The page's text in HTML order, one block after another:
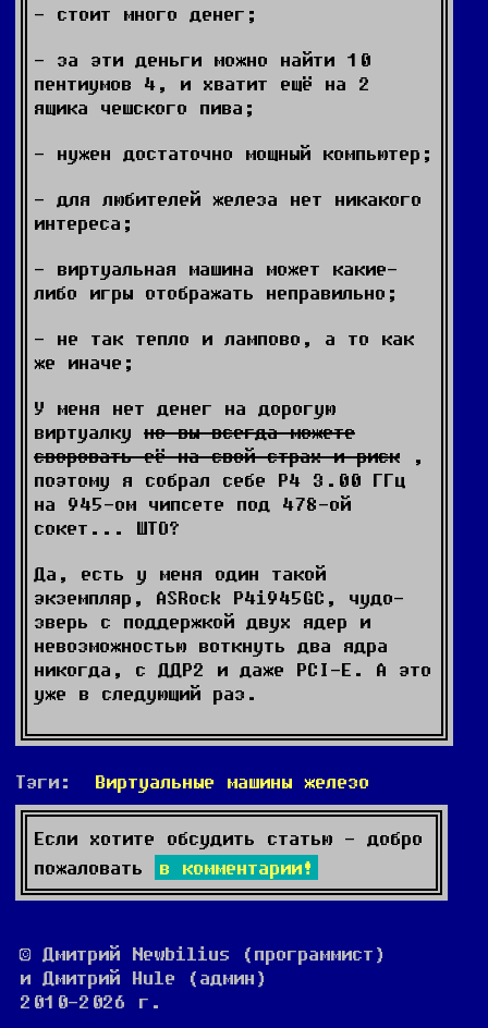
- стоит много денег;
- за эти деньги можно найти 10
пентиумов 4, и хватит ещё на 2
ящика чешского пива;
- нужен достаточно мощный компьютер;
- для любителей железа нет никакого
интереса;
- виртуальная машина может какие-
либо игры отображать неправильно;
- не так тепло и лампово, а то как
же иначе;
У меня нет денег на дорогую
виртуалку но вы всегда можете
своровать её на свой страх и риск ,
поэтому я собрал себе Р4 3.00 ГГц
на 945-ом чипсете под 478-ой
сокет... ШТО?
Да, есть у меня один такой
экземпляр, ASRock P4i945GC, чудо-
зверь с поддержкой двух ядер и
невозможностью воткнуть два ядра
никогда, с ДДР2 и даже PCI-E. А это
уже в следующий раз.
Тэги: Виртуальные машины железо
Если хотите обсудить статью - добро
пожаловать
в комментарии!
© Дмитрий Newbilius (программист)
и Дмитрий Hule (админ)
2010-2026 г.